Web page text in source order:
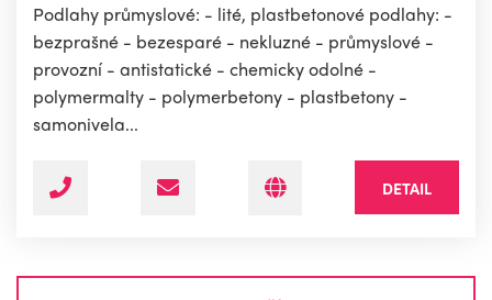
Podlahy průmyslové: - lité, plastbetonové podlahy: -
bezprašné - bezesparé - nekluzné - průmyslové -
provozní - antistatické - chemicky odolné -
polymermalty - polymerbetony - plastbetony -
samonivela...
DETAIL